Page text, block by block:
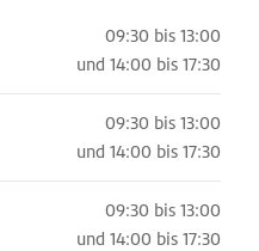
09:30 bis 13:00
und 14:00 bis 17:30
09:30 bis 13:00
und 14:00 bis 17:30
09:30 bis 13:00
und 14:00 bis 17:30